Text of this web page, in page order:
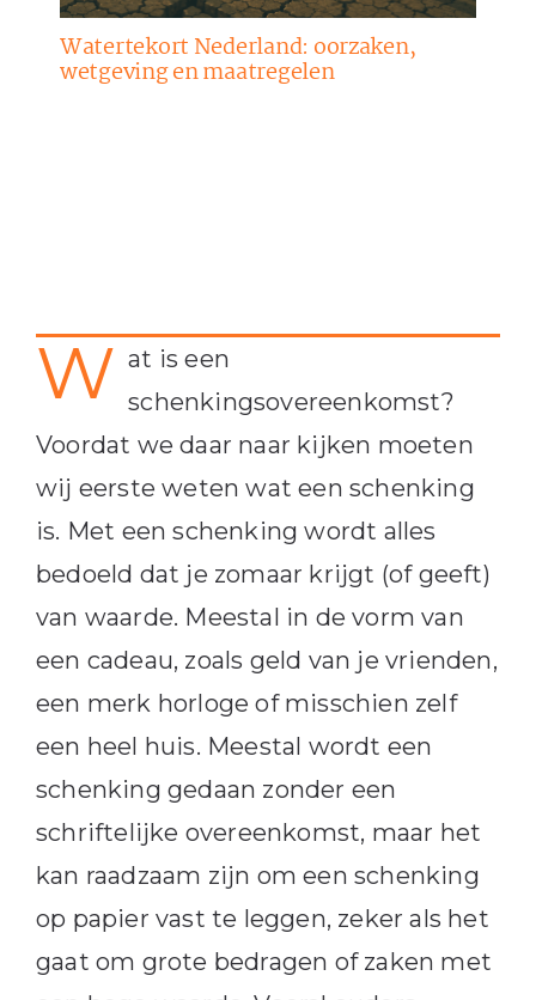
Watertekort Nederland: oorzaken,
wetgeving en maatregelen
W at is een
schenkingsovereenkomst?
Voordat we daar naar kijken moeten
wij eerste weten wat een schenking
is. Met een schenking wordt alles
bedoeld dat je zomaar krijgt (of geeft)
van waarde. Meestal in de vorm van
een cadeau, zoals geld van je vrienden,
een merk horloge of misschien zelf
een heel huis. Meestal wordt een
schenking gedaan zonder een
schriftelijke overeenkomst, maar het
kan raadzaam zijn om een schenking
op papier vast te leggen, zeker als het
gaat om grote bedragen of zaken met